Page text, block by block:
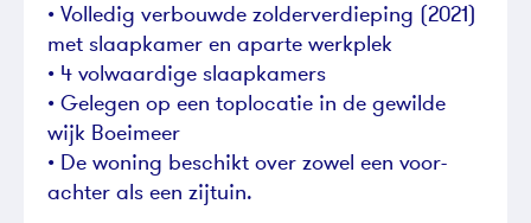
• Volledig verbouwde zolderverdieping (2021)
met slaapkamer en aparte werkplek
• 4 volwaardige slaapkamers
• Gelegen op een toplocatie in de gewilde
wijk Boeimeer
• De woning beschikt over zowel een voor-
achter als een zijtuin.